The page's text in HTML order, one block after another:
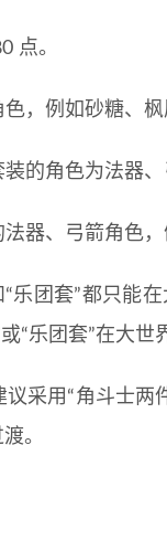
点。
，例如砂糖、枫
的角色为法器
器、弓箭角色
乐团套”都只能
“乐团套”在大世
采用“角斗士两
。